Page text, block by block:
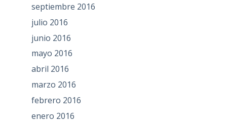
septiembre 2016
julio 2016
junio 2016
mayo 2016
abril 2016
marzo 2016
febrero 2016
enero 2016